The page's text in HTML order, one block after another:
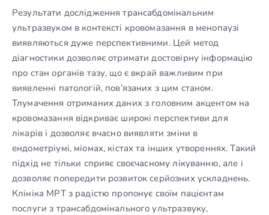
Результати дослідження трансабдомінальним
ультразвуком в контексті кровомазання в менопаузі
виявляються дуже перспективними. Цей метод
діагностики дозволяє отримати достовірну інформацію
про стан органів тазу, що є вкрай важливим при
виявленні патологій, пов’язаних з цим станом.
Тлумачення отриманих даних з головним акцентом на
кровомазання відкриває широкі перспективи для
лікарів і дозволяє вчасно виявляти зміни в
ендометріумі, міомах, кістах та інших утвореннях. Такий
підхід не тільки сприяє своєчасному лікуванню, але і
дозволяє попередити розвиток серйозних ускладнень.
Клініка МРТ з радістю пропонує своїм пацієнтам
послуги з трансабдомінального ультразвуку,